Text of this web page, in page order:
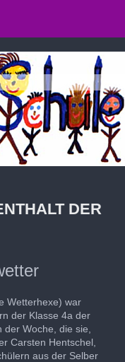
DER
Wetterhexe) war
der Klasse 4a der
Woche, die sie,
Carsten Hentschel,
aus der Selber